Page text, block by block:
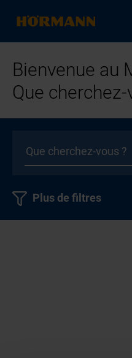
Bienvenue au
Que cherchez-
Plus de filtres